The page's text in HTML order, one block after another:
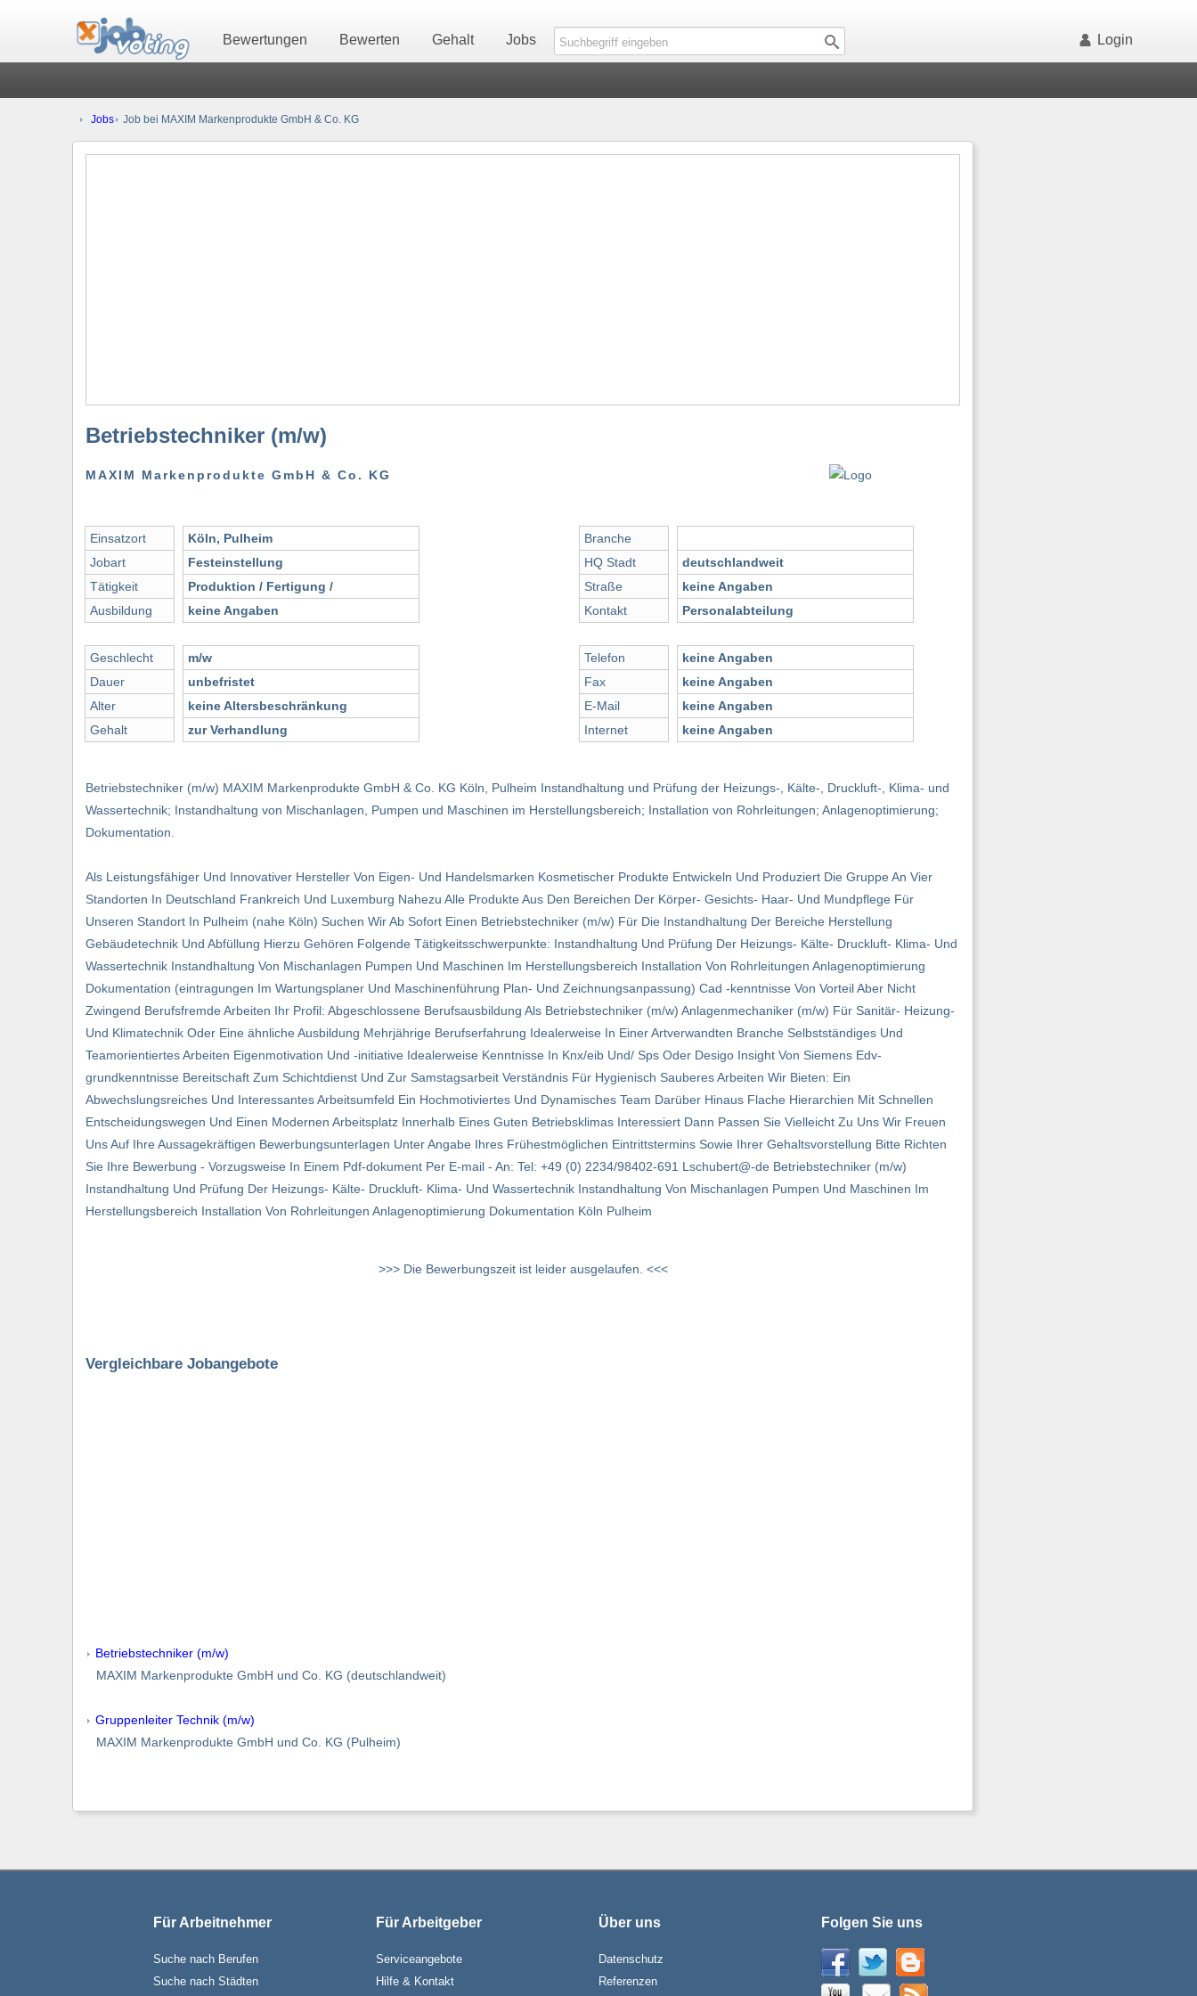
Bewertungen Bewerten Gehalt Jobs Login
Jobs Job bei MAXIM Markenprodukte GmbH & Co. KG
Betriebstechniker (m/w)
MAXIM Markenprodukte GmbH & Co. KG
Einsatzort
Jobart
Tätigkeit
Ausbildung
Geschlecht
Dauer
Alter
Gehalt
Köln, Pulheim
Festeinstellung
Produktion / Fertigung /
keine Angaben
m/w
unbefristet
keine Altersbeschränkung
zur Verhandlung
Branche
HQ Stadt
Straße
Kontakt
Telefon
Fax
E-Mail
Internet
deutschlandweit
keine Angaben
Personalabteilung
keine Angaben
keine Angaben
keine Angaben
keine Angaben
Betriebstechniker (m/w) MAXIM Markenprodukte GmbH & Co. KG Köln, Pulheim Instandhaltung und Prüfung der Heizungs-, Kälte-, Druckluft-, Klima- und
Wassertechnik; Instandhaltung von Mischanlagen, Pumpen und Maschinen im Herstellungsbereich; Installation von Rohrleitungen; Anlagenoptimierung;
Dokumentation.
Als Leistungsfähiger Und Innovativer Hersteller Von Eigen- Und Handelsmarken Kosmetischer Produkte Entwickeln Und Produziert Die Gruppe An Vier
Standorten In Deutschland Frankreich Und Luxemburg Nahezu Alle Produkte Aus Den Bereichen Der Körper- Gesichts- Haar- Und Mundpflege Für
Unseren Standort In Pulheim (nahe Köln) Suchen Wir Ab Sofort Einen Betriebstechniker (m/w) Für Die Instandhaltung Der Bereiche Herstellung
Gebäudetechnik Und Abfüllung Hierzu Gehören Folgende Tätigkeitsschwerpunkte: Instandhaltung Und Prüfung Der Heizungs- Kälte- Druckluft- Klima- Und
Wassertechnik Instandhaltung Von Mischanlagen Pumpen Und Maschinen Im Herstellungsbereich Installation Von Rohrleitungen Anlagenoptimierung
Dokumentation (eintragungen Im Wartungsplaner Und Maschinenführung Plan- Und Zeichnungsanpassung) Cad -kenntnisse Von Vorteil Aber Nicht
Zwingend Berufsfremde Arbeiten Ihr Profil: Abgeschlossene Berufsausbildung Als Betriebstechniker (m/w) Anlagenmechaniker (m/w) Für Sanitär- Heizung-
Und Klimatechnik Oder Eine ähnliche Ausbildung Mehrjährige Berufserfahrung Idealerweise In Einer Artverwandten Branche Selbstständiges Und
Teamorientiertes Arbeiten Eigenmotivation Und -initiative Idealerweise Kenntnisse In Knx/eib Und/ Sps Oder Desigo Insight Von Siemens Edv-
grundkenntnisse Bereitschaft Zum Schichtdienst Und Zur Samstagsarbeit Verständnis Für Hygienisch Sauberes Arbeiten Wir Bieten: Ein
Abwechslungsreiches Und Interessantes Arbeitsumfeld Ein Hochmotiviertes Und Dynamisches Team Darüber Hinaus Flache Hierarchien Mit Schnellen
Entscheidungswegen Und Einen Modernen Arbeitsplatz Innerhalb Eines Guten Betriebsklimas Interessiert Dann Passen Sie Vielleicht Zu Uns Wir Freuen
Uns Auf Ihre Aussagekräftigen Bewerbungsunterlagen Unter Angabe Ihres Frühestmöglichen Eintrittstermins Sowie Ihrer Gehaltsvorstellung Bitte Richten
Sie Ihre Bewerbung - Vorzugsweise In Einem Pdf-dokument Per E-mail - An: Tel: +49 (0) 2234/98402-691 Lschubert@-de Betriebstechniker (m/w)
Instandhaltung Und Prüfung Der Heizungs- Kälte- Druckluft- Klima- Und Wassertechnik Instandhaltung Von Mischanlagen Pumpen Und Maschinen Im
Herstellungsbereich Installation Von Rohrleitungen Anlagenoptimierung Dokumentation Köln Pulheim
>>> Die Bewerbungszeit ist leider ausgelaufen. <<<
Vergleichbare Jobangebote
Betriebstechniker (m/w)
MAXIM Markenprodukte GmbH und Co. KG (deutschlandweit)
Gruppenleiter Technik (m/w)
MAXIM Markenprodukte GmbH und Co. KG (Pulheim)
Für Arbeitnehmer
Suche nach Berufen
Suche nach Städten
Für Arbeitgeber
Serviceangebote
Hilfe & Kontakt
Über uns
Datenschutz
Referenzen
Folgen Sie uns